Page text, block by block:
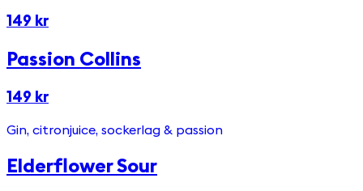
149 kr
Passion Collins
149 kr
Gin, citronjuice, sockerlag & passion
Elderflower Sour